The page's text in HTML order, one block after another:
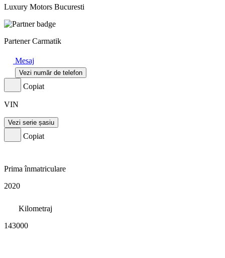
Luxury Motors Bucuresti
Partener Carmatik
Mesaj
Vezi număr de telefon
Copiat
VIN
Vezi serie șasiu
Copiat
Prima înmatriculare
2020
Kilometraj
143000